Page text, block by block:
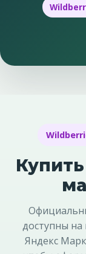
доступны на
Яндекс